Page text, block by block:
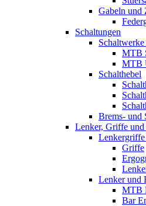
Gabeln und
Schaltungen
MTB
MTB
Schalthebel
Brems- und
Lenker, Griffe und
Griffe
Lenker und
MTB
Bar